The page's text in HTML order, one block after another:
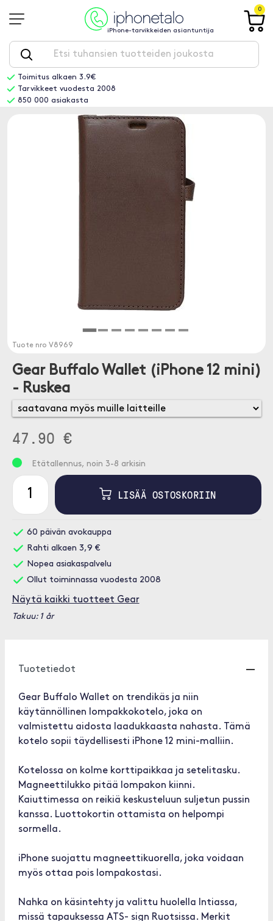
iPhone-tarvikkeiden asiantuntija
0
Toimitus alkaen 3.9€
Tarvikkeet vuodesta 2008
850 000 asiakasta
Tuote nro V8969
Gear Buffalo Wallet (iPhone 12 mini)
- Ruskea
47.90 €
Etätallennus, noin 3-8 arkisin
LISÄÄ OSTOSKORIIN
60 päivän avokauppa
Rahti alkaen 3,9 €
Nopea asiakaspalvelu
Ollut toiminnassa vuodesta 2008
Näytä kaikki tuotteet Gear
Takuu: 1 år
Tuotetiedot
Gear Buffalo Wallet on trendikäs ja niin
käytännöllinen lompakkokotelo, joka on
valmistettu aidosta laadukkaasta nahasta. Tämä
kotelo sopii täydellisesti iPhone 12 mini-malliin.
Kotelossa on kolme korttipaikkaa ja setelitasku.
Magneettilukko pitää lompakon kiinni.
Kaiuttimessa on reikiä keskusteluun suljetun pussin
kanssa. Luottokortin ottamista on helpompi
sormella.
iPhone suojattu magneettikuorella, joka voidaan
myös ottaa pois lompakostasi.
Nahka on käsintehty ja valittu huolella Intiassa,
missä tapauksessa ATS- sign Ruotsissa. Merkit